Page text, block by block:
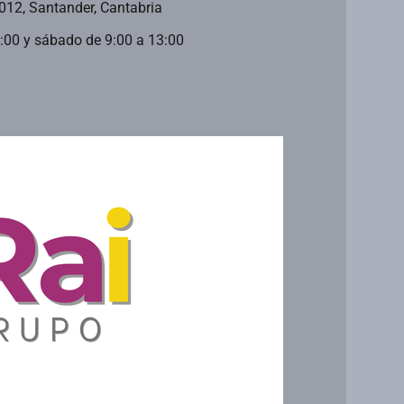
Santander, Cantabria
y sábado de 9:00 a 13:00